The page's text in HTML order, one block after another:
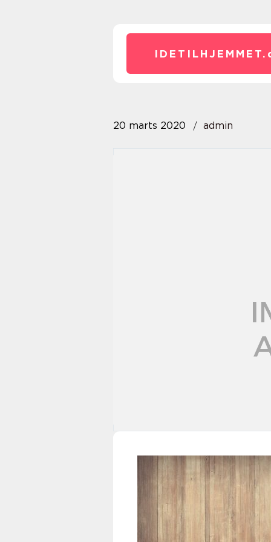
IDETILHJEMMET.
20 marts 2020 admin